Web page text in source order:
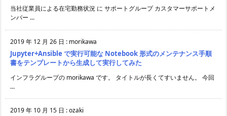
当社従業員による在宅勤務状況 に サポートグループ カスタマーサポートメ
ンバー ...
2019 年 12 月 26 日 : morikawa
Jupyter+Ansible で実行可能な Notebook 形式のメンテナンス手順
書をテンプレートから生成して実行してみた
インフラグループの morikawa です。 タイトルが長くてすいません。 今回
...
2019 年 10 月 15 日 :ozaki